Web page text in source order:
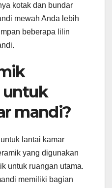
kotak dan bundar
mewah Anda lebih
beberapa lilin
untuk
mandi?
lantai kamar
yang digunakan
untuk ruangan utama.
memiliki bagian